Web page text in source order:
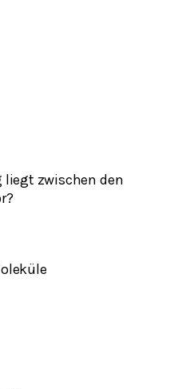
liegt zwischen den